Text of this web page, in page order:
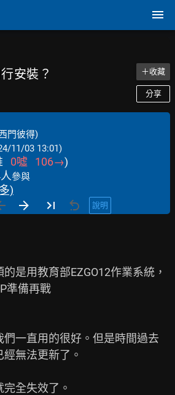
安裝？ ＋收藏
分享
門彼得)
11/03 13:01)
0噓 106→)
參與
)
說明
是用教育部EZGO12作業系統，
準備再戰
一直用的很好。但是時間過去
無法更新了。
全失效了。